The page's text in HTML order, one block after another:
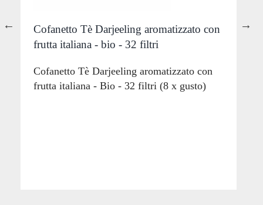
Cofanetto Tè Darjeeling aromatizzato con
frutta italiana - bio - 32 filtri
Cofanetto Tè Darjeeling aromatizzato con
frutta italiana - Bio - 32 filtri (8 x gusto)